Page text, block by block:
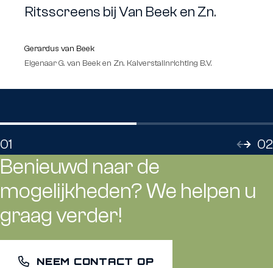
Ritsscreens bij Van Beek en Zn.
Gerardus van Beek
Eigenaar G. van Beek en Zn. Kalverstalinrichting B.V.
01 02
Benieuwd naar de
mogelijkheden? We helpen u
graag verder!
NEEM CONTACT OP